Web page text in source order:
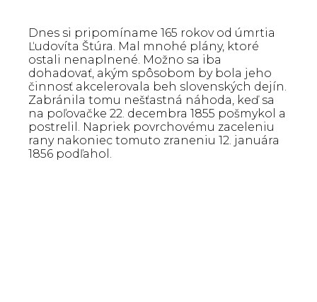
Dnes si pripomíname 165 rokov od úmrtia
Ľudovíta Štúra. Mal mnohé plány, ktoré
ostali nenaplnené. Možno sa iba
dohadovať, akým spôsobom by bola jeho
činnosť akcelerovala beh slovenských dejín.
Zabránila tomu nešťastná náhoda, keď sa
na poľovačke 22. decembra 1855 pošmykol a
postrelil. Napriek povrchovému zaceleniu
rany nakoniec tomuto zraneniu 12. januára
1856 podľahol.